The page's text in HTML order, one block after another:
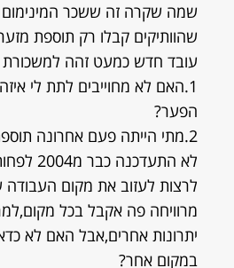
שמה שקרה זה ששכר
שהוותיקים קבלו רק תוספת
עובד חדש כמעט זהה למשכורת
1.האם לא מחוייבים לתת לי
הפער?
2.מתי הייתה פעם אחרונה
לא
לרצות לעזוב את מקום
מרוויחה פה אקבל בכל
יתרונות אחרים,אבל האם לא
במקום אחר?